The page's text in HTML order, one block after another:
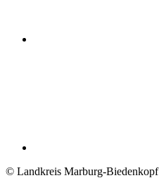
© Landkreis Marburg-Biedenkopf